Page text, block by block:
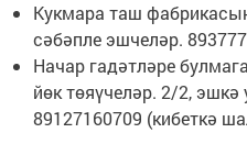
Кукмара таш
сәбәпле эшчеләр.
Начар гадәтләре
йөк төяүчеләр. 2/2,
89127160709 (кибеткә